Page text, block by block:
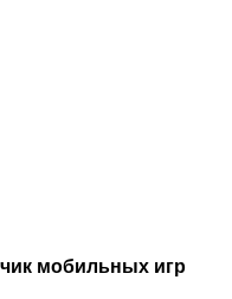
мобильных игр